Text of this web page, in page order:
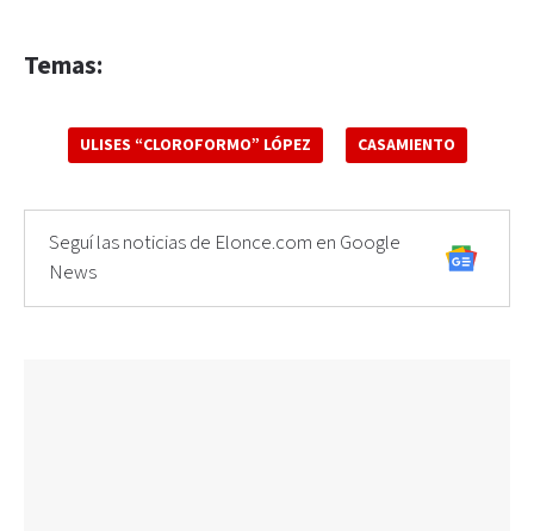
Temas:
ULISES “CLOROFORMO” LÓPEZ CASAMIENTO
Seguí las noticias de Elonce.com en Google
News